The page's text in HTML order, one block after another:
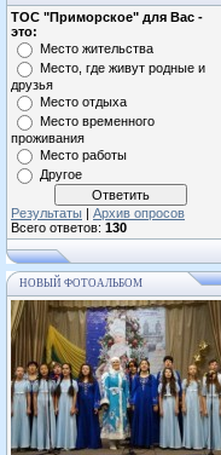
ТОС "Приморское" для Вас -
это:
Место жительства
Место, где живут родные и
друзья
Место отдыха
Место временного
проживания
Место работы
Другое
Результаты | Архив опросов
Всего ответов: 130
НОВЫЙ ФОТОАЛЬБОМ